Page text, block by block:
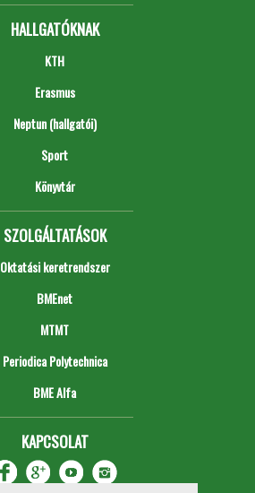
HALLGATÓKNAK
KTH
Erasmus
Neptun (hallgatói)
Sport
Könyvtár
SZOLGÁLTATÁSOK
Oktatási keretrendszer
BMEnet
MTMT
Periodica Polytechnica
BME Alfa
KAPCSOLAT